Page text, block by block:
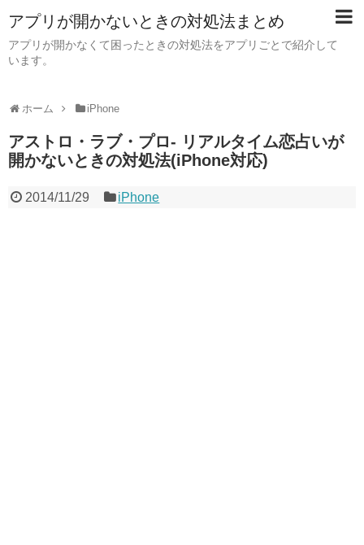
アプリが開かないときの対処法まとめ
アプリが開かなくて困ったときの対処法をアプリごとで紹介して
います。
ホーム iPhone
アストロ・ラブ・プロ- リアルタイム恋占いが
開かないときの対処法(iPhone対応)
2014/11/29 iPhone